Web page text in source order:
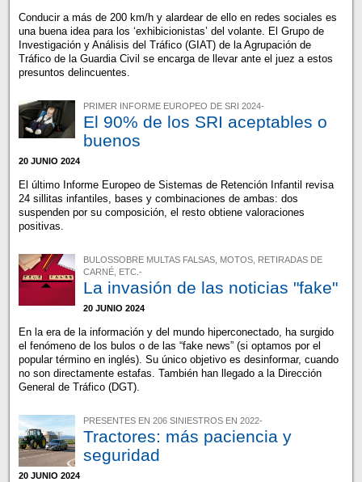
Conducir a más de 200 km/h y alardear de ello en redes sociales es
una buena idea para los ‘exhibicionistas’ del volante. El Grupo de
Investigación y Análisis del Tráfico (GIAT) de la Agrupación de
Tráfico de la Guardia Civil se encarga de llevar ante el juez a estos
presuntos delincuentes.
PRIMER INFORME EUROPEO DE SRI 2024-
El 90% de los SRI aceptables o
buenos
20 JUNIO 2024
El último Informe Europeo de Sistemas de Retención Infantil revisa
24 sillitas infantiles, bases y combinaciones de ambas: dos
suspenden por su composición, el resto obtiene valoraciones
positivas.
BULOSSOBRE MULTAS FALSAS, MOTOS, RETIRADAS DE
CARNÉ, ETC.-
La invasión de las noticias "fake"
20 JUNIO 2024
En la era de la información y del mundo hiperconectado, ha surgido
el fenómeno de los bulos o de las “fake news” (si optamos por el
popular término en inglés). Su único objetivo es desinformar, cuando
no son directamente estafas. También han llegado a la Dirección
General de Tráfico (DGT).
PRESENTES EN 206 SINIESTROS EN 2022-
Tractores: más paciencia y
seguridad
20 JUNIO 2024